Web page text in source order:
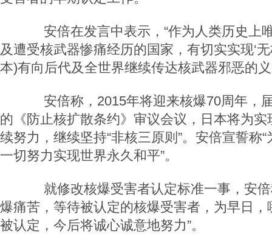
安倍在发言中表示，“作为人类历史上
及遭受核武器惨痛经历的国家，有切实实现‘
本)有向后代及全世界继续传达核武器邪恶的义
安倍称，2015年将迎来核爆70周年，
的《防止核扩散条约》审议会议，日本将为实
续努力，继续坚持“非核三原则”。安倍宣誓称
一切努力实现世界永久和平”。
就修改核爆受害者认定标准一事，安倍
爆痛苦，等待被认定的核爆受害者，为早日
被认定，今后将诚心诚意地努力”。